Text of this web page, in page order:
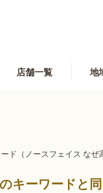
店舗一覧 地
ド（ノースフェイス なぜ
キーワードと